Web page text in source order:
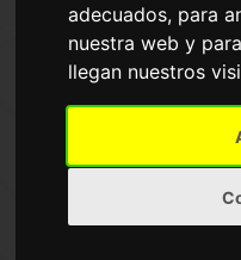
adecuados, para
nuestra web y
llegan nuestros
MAPA DE
Inicio